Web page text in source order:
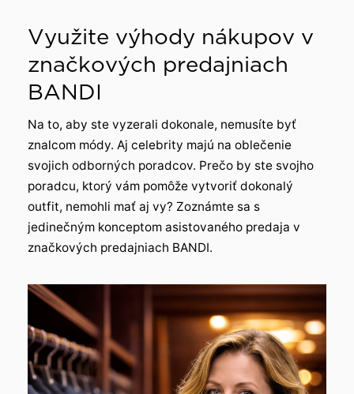
Využite výhody nákupov v
značkových predajniach
BANDI
Na to, aby ste vyzerali dokonale, nemusíte byť
znalcom módy. Aj celebrity majú na oblečenie
svojich odborných poradcov. Prečo by ste svojho
poradcu, ktorý vám pomôže vytvoriť dokonalý
outfit, nemohli mať aj vy? Zoznámte sa s
jedinečným konceptom asistovaného predaja v
značkových predajniach BANDI.